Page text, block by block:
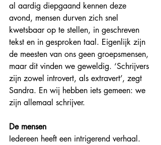
al aardig diepgaand kennen deze
avond, mensen durven zich snel
kwetsbaar op te stellen, in geschreven
tekst en in gesproken taal. Eigenlijk zijn
de meesten van ons geen groepsmensen,
maar dit vinden we geweldig. ‘Schrijvers
zijn zowel introvert, als extravert’, zegt
Sandra. En wij hebben iets gemeen: we
zijn allemaal schrijver.
De mensen
Iedereen heeft een intrigerend verhaal.